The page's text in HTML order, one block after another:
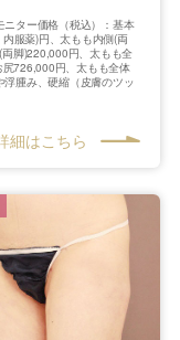
ター価格（税込）：基本
服薬)円、太もも内側(両
脚)220,000円、太もも全
726,000円、太もも全体
腫み、硬縮（皮膚のツッ
細はこちら